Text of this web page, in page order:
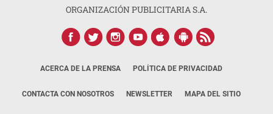
ORGANIZACIÓN PUBLICITARIA S.A.
ACERCA DE LA PRENSA POLÍTICA DE PRIVACIDAD
CONTACTA CON NOSOTROS NEWSLETTER MAPA DEL SITIO